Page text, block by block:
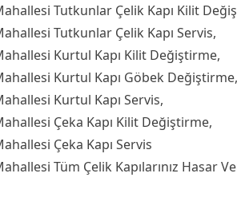
Tutkunlar Çelik Kapı Kilit
Tutkunlar Çelik Kapı Servis,
Kurtul Kapı Kilit Değiştirme,
Kurtul Kapı Göbek Değiştirme,
Kurtul Kapı Servis,
Çeka Kapı Kilit Değiştirme,
Çeka Kapı Servis
Tüm Çelik Kapılarınız Hasar